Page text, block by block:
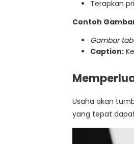
Terapkan
Contoh
Gambar
Caption:
Usaha akan
yang tepat